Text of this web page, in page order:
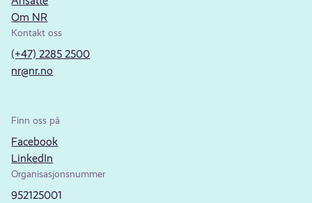
Om NR
Kontakt oss
(+47) 2285 2500
nr@nr.no
Finn oss på
Facebook
LinkedIn
Organisasjonsnummer
952125001